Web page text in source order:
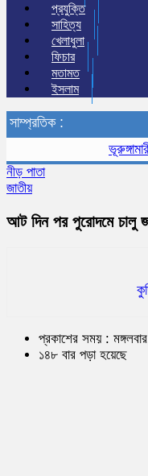
প্রযুক্তি
সাহিত্য
খেলাধুলা
ফিচার
মতামত
ইসলাম
সাম্প্রতিক :
নীড় পাতা
জাতীয়
আট দিন পর পুরোদমে চালু
প্রকাশের সময় :
১৪৮ বার পড়া হয়েছে